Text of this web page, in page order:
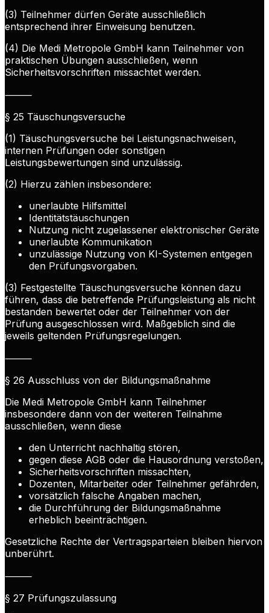
(3) Teilnehmer dürfen Geräte ausschließlich
entsprechend ihrer Einweisung benutzen.
(4) Die Medi Metropole GmbH kann Teilnehmer von
praktischen Übungen ausschließen, wenn
Sicherheitsvorschriften missachtet werden.
⸻
§ 25 Täuschungsversuche
(1) Täuschungsversuche bei Leistungsnachweisen,
internen Prüfungen oder sonstigen
Leistungsbewertungen sind unzulässig.
(2) Hierzu zählen insbesondere:
unerlaubte Hilfsmittel
Identitätstäuschungen
Nutzung nicht zugelassener elektronischer Geräte
unerlaubte Kommunikation
unzulässige Nutzung von KI-Systemen entgegen
den Prüfungsvorgaben.
(3) Festgestellte Täuschungsversuche können dazu
führen, dass die betreffende Prüfungsleistung als nicht
bestanden bewertet oder der Teilnehmer von der
Prüfung ausgeschlossen wird. Maßgeblich sind die
jeweils geltenden Prüfungsregelungen.
⸻
§ 26 Ausschluss von der Bildungsmaßnahme
Die Medi Metropole GmbH kann Teilnehmer
insbesondere dann von der weiteren Teilnahme
ausschließen, wenn diese
den Unterricht nachhaltig stören,
gegen diese AGB oder die Hausordnung verstoßen,
Sicherheitsvorschriften missachten,
Dozenten, Mitarbeiter oder Teilnehmer gefährden,
vorsätzlich falsche Angaben machen,
die Durchführung der Bildungsmaßnahme
erheblich beeinträchtigen.
Gesetzliche Rechte der Vertragsparteien bleiben hiervon
unberührt.
⸻
§ 27 Prüfungszulassung